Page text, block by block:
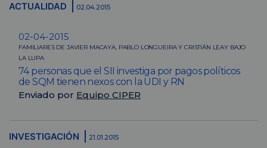
ACTUALIDAD 02.04.2015
02-04-2015
FAMILIARES DE JAVIER MACAYA, PABLO LONGUEIRA Y CRISTIÁN LEAY BAJO
LA LUPA
74 personas que el SII investiga por pagos políticos
de SQM tienen nexos con la UDI y RN
Enviado por Equipo CIPER
INVESTIGACIÓN 21.01.2015